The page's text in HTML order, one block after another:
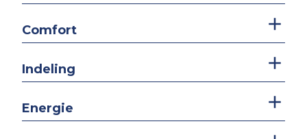
Comfort
Indeling
Energie